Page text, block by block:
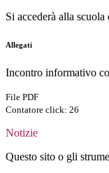
Si accederà alla
Allegati
Incontro informativo
File PDF
Contatore click: 26
Notizie
Questo sito o gli